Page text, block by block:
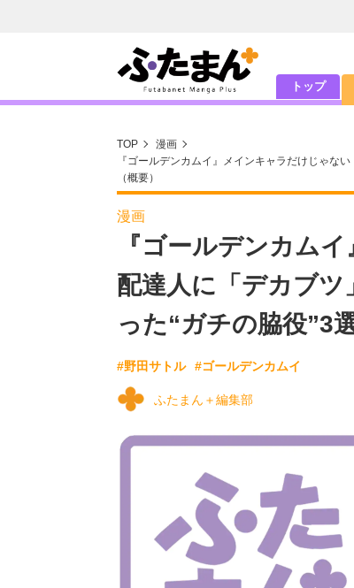
トップ
TOP
漫画
『ゴールデンカムイ』メインキャラだけじゃな
（概要）
漫画
『ゴールデンカム
配達人に「デカブ
った“ガチの脇役”3
#野田サトル #ゴールデンカムイ
ふたまん＋編集部